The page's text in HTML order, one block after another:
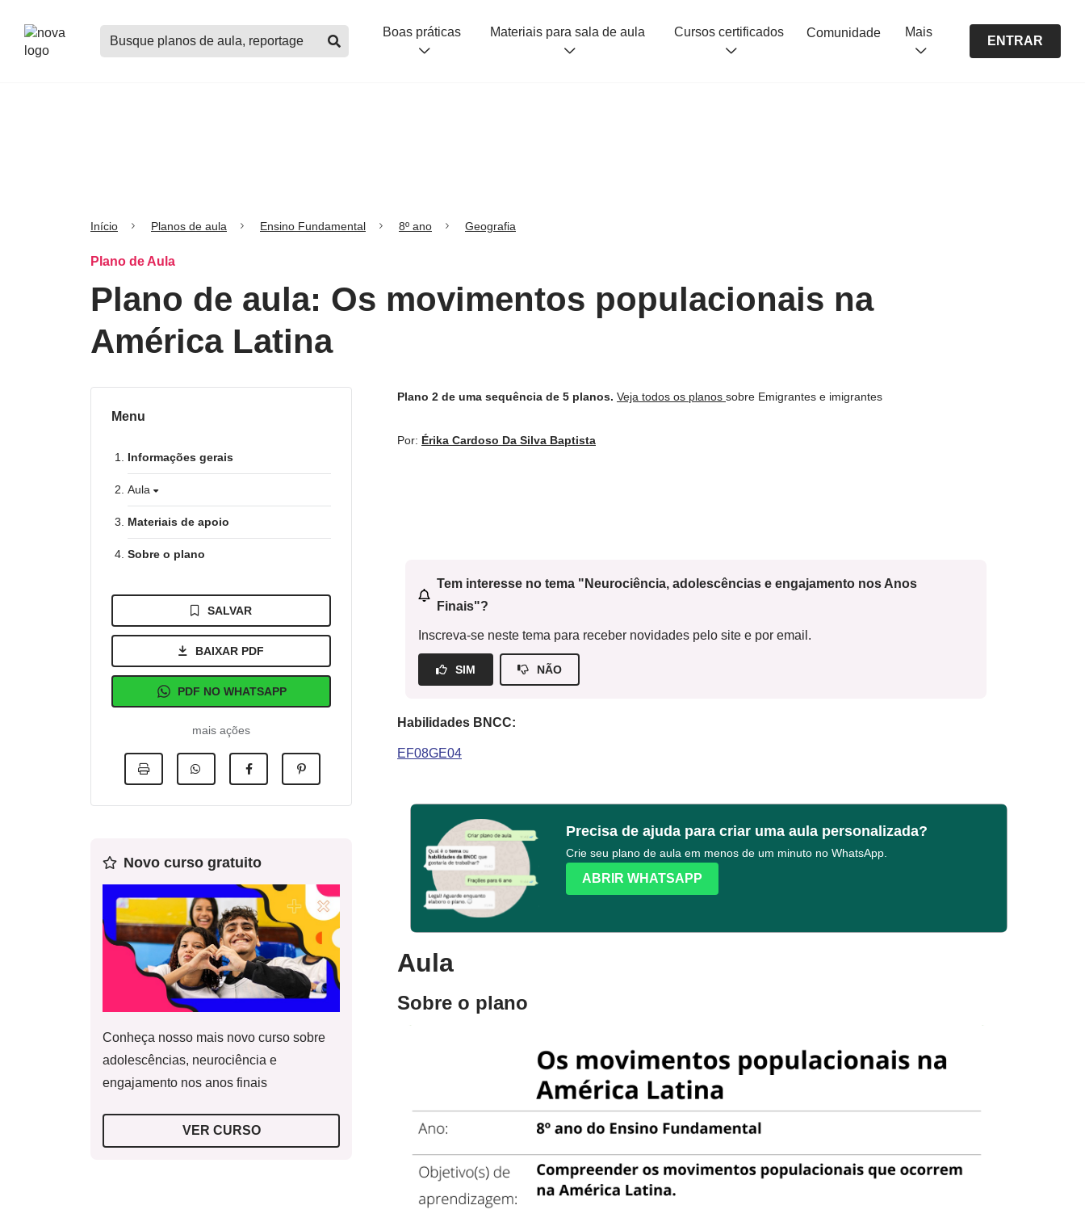
Buscar
planos
Boas práticas Materiais para sala de aula Cursos certificados Comunidade Mais
ENTRAR
Início Planos de aula Ensino Fundamental 8º ano Geografia
Plano de Aula
Plano de aula: Os movimentos populacionais na
América Latina
Menu
Informações gerais
Aula
Materiais de apoio
Sobre o plano
SALVAR
BAIXAR PDF
PDF NO WHATSAPP
mais ações
Novo curso gratuito
Conheça nosso mais novo curso sobre
adolescências, neurociência e
engajamento nos anos finais
VER CURSO
Plano 2 de uma sequência de 5 planos. Veja todos os planos sobre Emigrantes e imigrantes
Por: Érika Cardoso Da Silva Baptista
Tem interesse no tema "Neurociência, adolescências e engajamento nos Anos
Finais"?
Inscreva-se neste tema para receber novidades pelo site e por email.
SIM NÃO
Habilidades BNCC:
EF08GE04
Precisa de ajuda para criar uma aula personalizada?
Crie seu plano de aula em menos de um minuto no WhatsApp.
ABRIR WHATSAPP
Aula
Sobre o plano